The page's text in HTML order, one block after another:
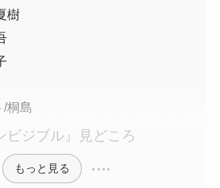
樹
/桐島
ビジブル』見どころ
もっと見る